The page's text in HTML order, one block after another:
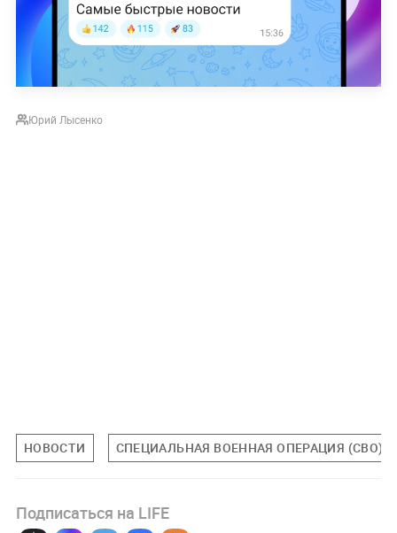
Юрий Лысенко
НОВОСТИ СПЕЦИАЛЬНАЯ ВОЕННАЯ ОПЕРАЦИЯ (СВО)
Подписаться на LIFE